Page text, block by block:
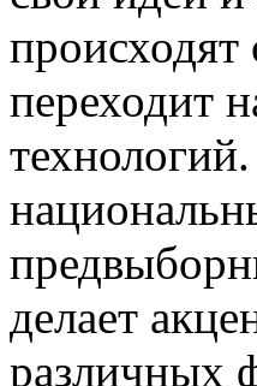
происходят
переходит
делает
различных